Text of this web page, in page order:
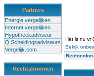
Partners
Energie vergelijken
Internet vergelijken
Hypotheekadviseur
Q Scheidingsadviseurs
Vergelijk.com
Rechtsbronnen
Het is nu vr
Bekijk